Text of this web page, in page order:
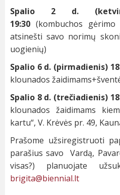
Spalio 2 d.
19:30 (kombuchos gėrimo
atsinešti savo norimų
uogienių)
Spalio 6 d. (pirmadienis)
klounados
Spalio 8 d. (trečiadienis)
klounados žaidimams
kartu“, V. Krėvės pr. 49,
Prašome užsiregistruoti
parašius savo Vardą,
visas?) planuojate
brigita@biennial.lt